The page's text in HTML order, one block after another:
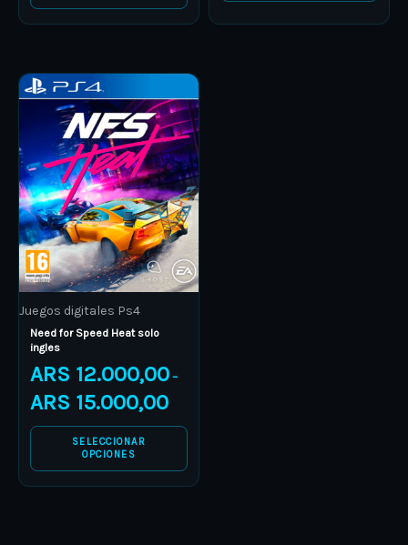
Juegos digitales Ps4
Need for Speed Heat solo
ingles
ARS 12.000,00 –
ARS 15.000,00
Price
ARS 12.000,00
through
ARS 15.000,00
SELECCIONAR
OPCIONES
This
product
has
multiple
variants.
The
options
may
be
chosen
on
the
product